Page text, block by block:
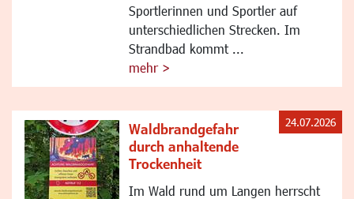
Sportlerinnen und Sportler auf
unterschiedlichen Strecken. Im
Strandbad kommt ...
mehr >
Waldbrandgefahr
durch anhaltende
Trockenheit
Im Wald rund um Langen herrscht
24.07.2026